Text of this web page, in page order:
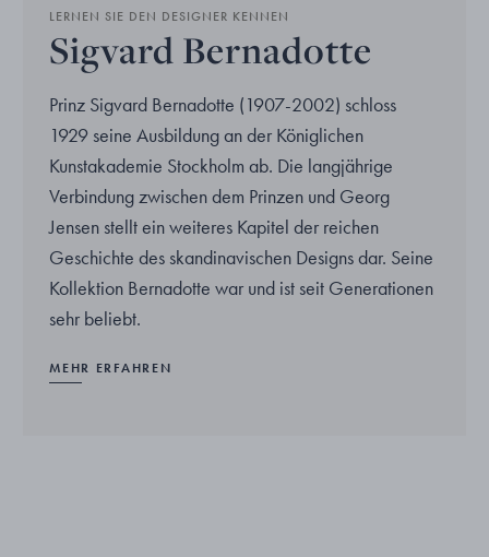
LERNEN SIE DEN DESIGNER KENNEN
Sigvard Bernadotte
Prinz Sigvard Bernadotte (1907-2002) schloss
1929 seine Ausbildung an der Königlichen
Kunstakademie Stockholm ab. Die langjährige
Verbindung zwischen dem Prinzen und Georg
Jensen stellt ein weiteres Kapitel der reichen
Geschichte des skandinavischen Designs dar. Seine
Kollektion Bernadotte war und ist seit Generationen
sehr beliebt.
MEHR ERFAHREN